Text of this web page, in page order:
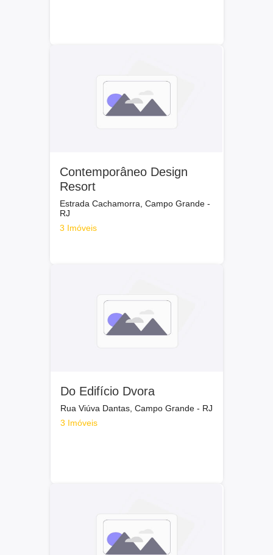
Contemporâneo Design
Resort
Estrada Cachamorra, Campo Grande -
RJ
3 Imóveis
Do Edifício Dvora
Rua Viúva Dantas, Campo Grande - RJ
3 Imóveis